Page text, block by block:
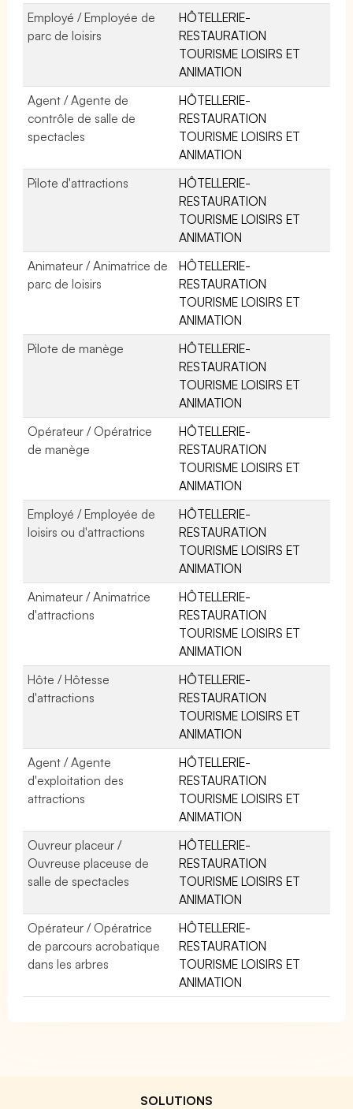
Employé / Employée de
parc de loisirs
HÔTELLERIE-
RESTAURATION
TOURISME LOISIRS ET
ANIMATION
Agent / Agente de
contrôle de salle de
spectacles
HÔTELLERIE-
RESTAURATION
TOURISME LOISIRS ET
ANIMATION
Pilote d'attractions
HÔTELLERIE-
RESTAURATION
TOURISME LOISIRS ET
ANIMATION
Animateur / Animatrice de
parc de loisirs
HÔTELLERIE-
RESTAURATION
TOURISME LOISIRS ET
ANIMATION
Pilote de manège
HÔTELLERIE-
RESTAURATION
TOURISME LOISIRS ET
ANIMATION
Opérateur / Opératrice
de manège
HÔTELLERIE-
RESTAURATION
TOURISME LOISIRS ET
ANIMATION
Employé / Employée de
loisirs ou d'attractions
HÔTELLERIE-
RESTAURATION
TOURISME LOISIRS ET
ANIMATION
Animateur / Animatrice
d'attractions
HÔTELLERIE-
RESTAURATION
TOURISME LOISIRS ET
ANIMATION
Hôte / Hôtesse
d'attractions
HÔTELLERIE-
RESTAURATION
TOURISME LOISIRS ET
ANIMATION
Agent / Agente
d'exploitation des
attractions
HÔTELLERIE-
RESTAURATION
TOURISME LOISIRS ET
ANIMATION
Ouvreur placeur /
Ouvreuse placeuse de
salle de spectacles
HÔTELLERIE-
RESTAURATION
TOURISME LOISIRS ET
ANIMATION
Opérateur / Opératrice
de parcours acrobatique
dans les arbres
HÔTELLERIE-
RESTAURATION
TOURISME LOISIRS ET
ANIMATION
SOLUTIONS